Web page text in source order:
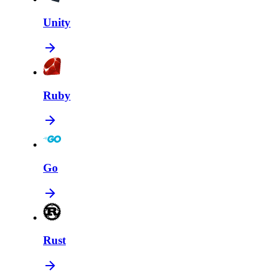
Unity
Ruby
Go
Rust